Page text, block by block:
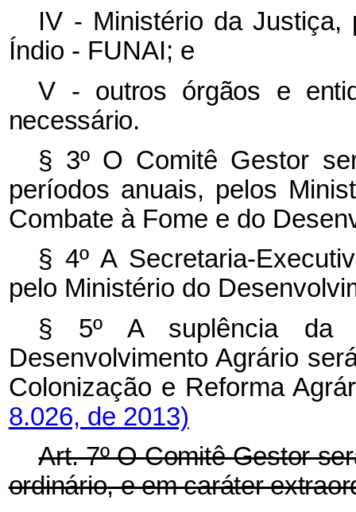
IV - Ministério da Justiça,
Índio - FUNAI; e
V - outros órgãos e
necessário.
§ 3º O Comitê Gestor
períodos anuais, pelos
Combate à Fome e do
§ 4º A Secretaria-
pelo Ministério do
§ 5º A suplência da
Desenvolvimento Agrário
Colonização e Reforma
8.026, de 2013)
Art. 7º O Comitê Gestor
ordinário, e em caráter